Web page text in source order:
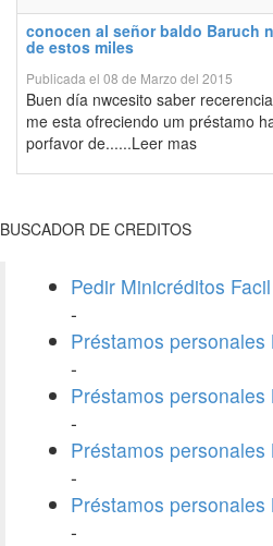
conocen al señor baldo Baruch
de estos miles
Publicada el 08 de Marzo del 2015
Buen día nwcesito saber
me esta ofreciendo um préstamo
porfavor de......Leer mas
BUSCADOR DE CREDITOS
Pedir Minicréditos Facil
-
Préstamos personales
-
Préstamos personales
-
Préstamos
-
Préstamos personales
-